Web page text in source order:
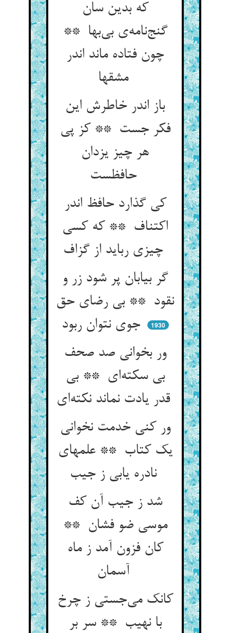
که بدین سان
گنج‌نامه‌ی بی‌بها **
چون فتاده ماند اندر
مشقها
باز اندر خاطرش این
فکر جست ** کز پی
هر چیز یزدان
حافظست
کی گذارد حافظ اندر
اکتناف ** که کسی
گر بیابان پر شود زر و
نقود ** بی رضای حق
جوی نتوان ربود
1930
ور بخوانی صد صحف
بی سکته‌ای ** بی
قدر یادت نماند نکته‌ای
ور کنی خدمت نخوانی
یک کتاب ** علمهای
نادره یابی ز جیب
شد ز جیب آن کف
موسی ضو فشان **
کان فزون آمد ز ماه
کانک می‌جستی ز چرخ
با نهیب ** سر بر